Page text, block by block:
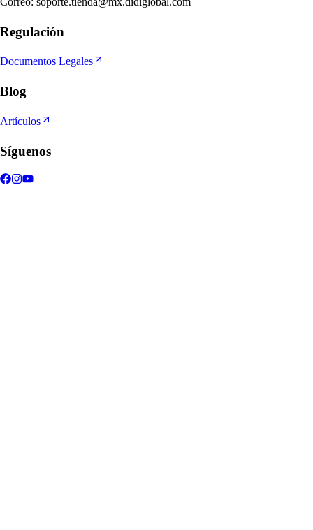
Regulación
Documentos Legales
Blog
Artículos
Síguenos